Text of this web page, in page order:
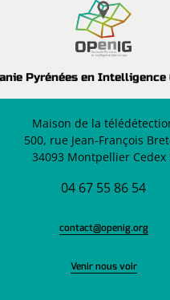
Pyrénées en Intelligence
Maison de la
500, rue Jean-François
34093 Montpellier Cedex
04 67 55 86 54
contact@openig.org
Venir nous voir